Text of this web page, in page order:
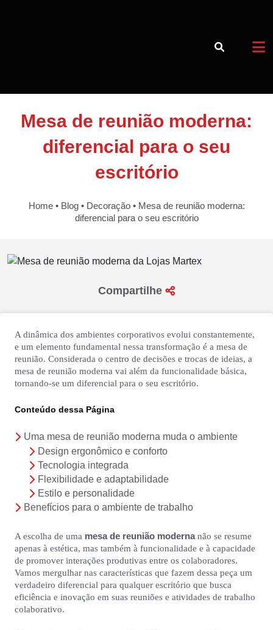
Blog
15 3373-4982
15 97405-4451
sáb das 09h às 13h
Mesa de reunião moderna:
diferencial para o seu
escritório
Home• Blog• Decoração• Mesa de reunião moderna:
diferencial para o seu escritório
Compartilhe
A dinâmica dos ambientes corporativos evolui constantemente,
e um elemento fundamental nessa transformação é a mesa de
reunião. Considerada o centro de decisões e trocas de ideias, a
mesa de reunião moderna vai além da funcionalidade básica,
tornando-se um diferencial para o seu escritório.
Conteúdo dessa Página
Uma mesa de reunião moderna muda o ambiente
Design ergonômico e conforto
Tecnologia integrada
Flexibilidade e adaptabilidade
Estilo e personalidade
Benefícios para o ambiente de trabalho
A escolha de uma mesa de reunião modernanão se resume
apenas à estética, mas também à funcionalidade e à capacidade
de promover interações produtivas entre os colaboradores.
Vamos mergulhar nas características que fazem dessa peça um
verdadeiro diferencial para qualquer escritório que busca
eficiência e inovação em suas reuniões e atividades de trabalho
colaborativo.